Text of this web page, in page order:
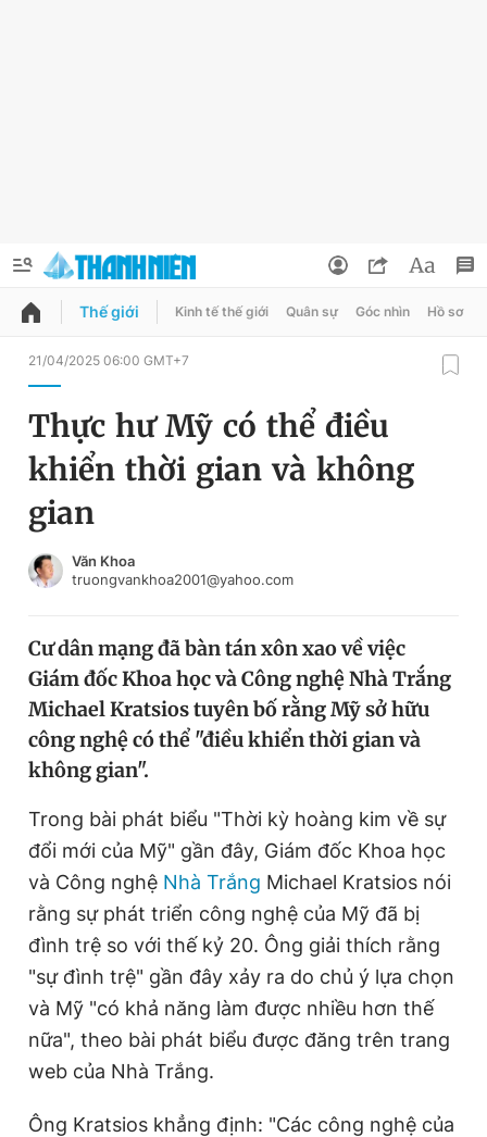
QUẢNG CÁO
Chuyên mục
Chuyên mục khác
Chào ngày mới
Video Magazine
Sản phẩm khác
Tiện ích Bạn cần biết
Thông tin tòa soạn Liên hệ quảng cáo
Đọc Thanh Niên trên điện thoại
Đổi mật khẩu
Tin đã lưu
Đăng xuất
Thế giới Kinh tế thế giới Quân sự Góc nhìn Hồ sơ
21/04/2025 06:00 GMT+7
Thực hư Mỹ có thể điều
khiển thời gian và không
gian
Văn Khoa
truongvankhoa2001@yahoo.com
Cư dân mạng đã bàn tán xôn xao về việc
Giám đốc Khoa học và Công nghệ Nhà Trắng
Michael Kratsios tuyên bố rằng Mỹ sở hữu
công nghệ có thể "điều khiển thời gian và
không gian".
Trong bài phát biểu "Thời kỳ hoàng kim về sự
đổi mới của Mỹ" gần đây, Giám đốc Khoa học
và Công nghệ Nhà Trắng Michael Kratsios nói
rằng sự phát triển công nghệ của Mỹ đã bị
đình trệ so với thế kỷ 20. Ông giải thích rằng
"sự đình trệ" gần đây xảy ra do chủ ý lựa chọn
và Mỹ "có khả năng làm được nhiều hơn thế
nữa", theo bài phát biểu được đăng trên trang
web của Nhà Trắng.
Ông Kratsios khẳng định: "Các công nghệ của